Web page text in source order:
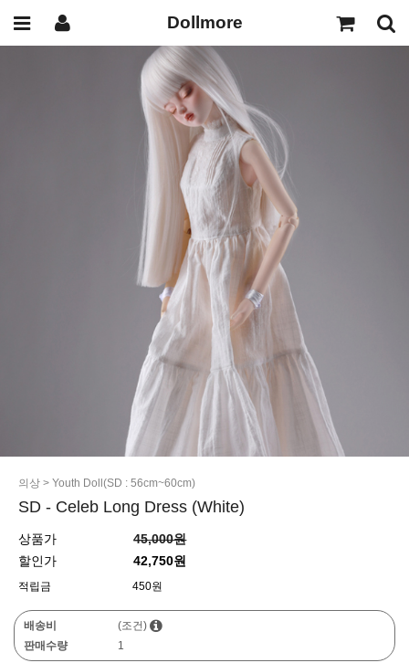
Dollmore
의상 > Youth Doll(SD : 56cm~60cm)
SD - Celeb Long Dress (White)
상품가
45,000원
할인가
42,750원
적립금 450원
배송비
(조건)
판매수량
1